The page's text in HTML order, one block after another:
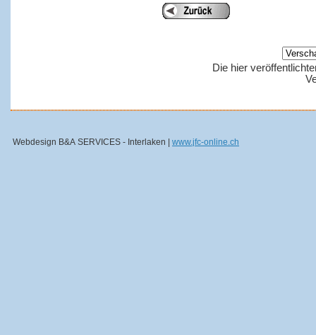
Die hier
Webdesign B&A SERVICES - Interlaken | www.jfc-online.ch